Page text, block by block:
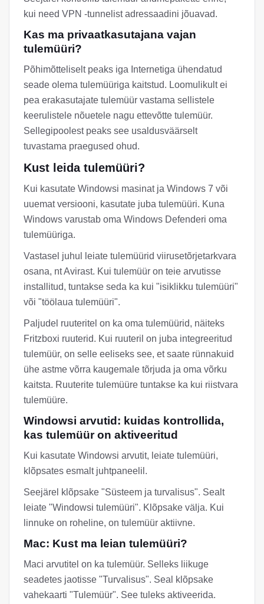
kui need VPN -tunnelist adressaadini jõuavad.
Kas ma privaatkasutajana vajan
tulemüüri?
Põhimõtteliselt peaks iga Internetiga ühendatud
seade olema tulemüüriga kaitstud. Loomulikult ei
pea erakasutajate tulemüür vastama sellistele
keerulistele nõuetele nagu ettevõtte tulemüür.
Sellegipoolest peaks see usaldusväärselt
tuvastama praegused ohud.
Kust leida tulemüüri?
Kui kasutate Windowsi masinat ja Windows 7 või
uuemat versiooni, kasutate juba tulemüüri. Kuna
Windows varustab oma Windows Defenderi oma
tulemüüriga.
Vastasel juhul leiate tulemüürid viirusetõrjetarkvara
osana, nt Avirast. Kui tulemüür on teie arvutisse
installitud, tuntakse seda ka kui "isiklikku tulemüüri"
või "töölaua tulemüüri".
Paljudel ruuteritel on ka oma tulemüürid, näiteks
Fritzboxi ruuterid. Kui ruuteril on juba integreeritud
tulemüür, on selle eeliseks see, et saate rünnakuid
ühe astme võrra kaugemale tõrjuda ja oma võrku
kaitsta. Ruuterite tulemüüre tuntakse ka kui riistvara
tulemüüre.
Windowsi arvutid: kuidas kontrollida,
kas tulemüür on aktiveeritud
Kui kasutate Windowsi arvutit, leiate tulemüüri,
klõpsates esmalt juhtpaneelil.
Seejärel klõpsake "Süsteem ja turvalisus". Sealt
leiate "Windowsi tulemüüri". Klõpsake välja. Kui
linnuke on roheline, on tulemüür aktiivne.
Mac: Kust ma leian tulemüüri?
Maci arvutitel on ka tulemüür. Selleks liikuge
seadetes jaotisse "Turvalisus". Seal klõpsake
vahekaarti "Tulemüür". See tuleks aktiveerida.